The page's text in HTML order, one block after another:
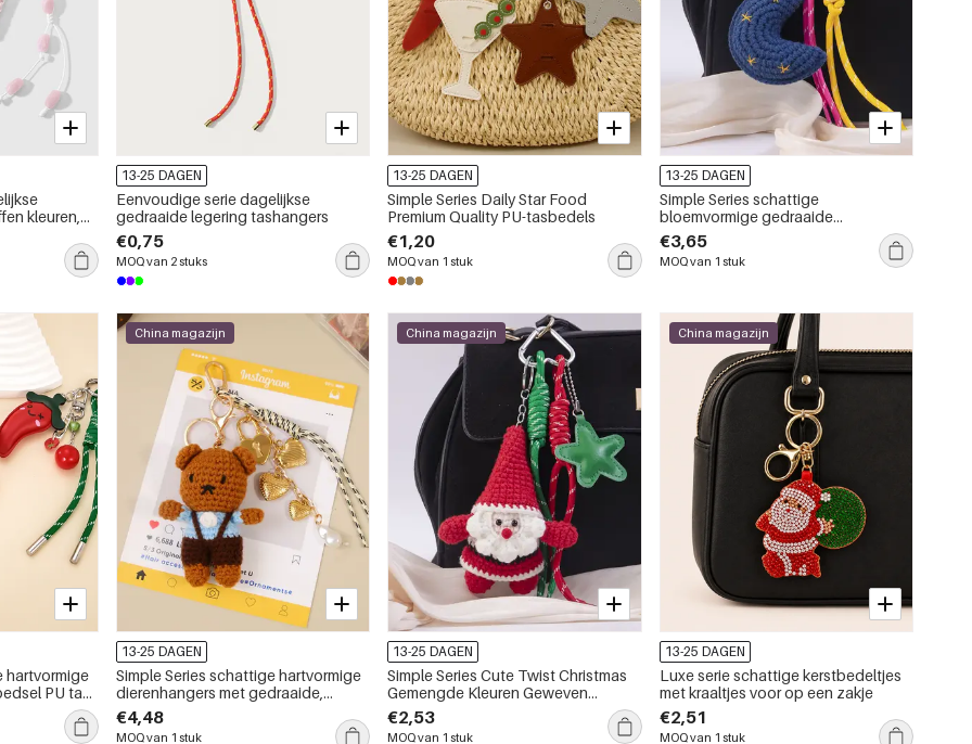
kleuren,
13-25 DAGEN
Eenvoudige serie dagelijkse
gedraaide legering tashangers
€0,75
MOQ van 2 stuks
13-25 DAGEN
Simple Series Daily Star Food
Premium Quality PU-tasbedels
€1,20
MOQ van 1 stuk
13-25 DAGEN
Simple Series schattige
bloemvormige gedraaide
maanvormige tashangers van
polyester in diverse kleuren
€3,65
MOQ van 1 stuk
hartvormige
PU tas
China magazijn
13-25 DAGEN
Simple Series schattige hartvormige
dierenhangers met gedraaide,
geweven sluiting van polyester voor
op tas
€4,48
MOQ van 1 stuk
China magazijn
13-25 DAGEN
Simple Series Cute Twist Christmas
Gemengde Kleuren Geweven
Polyester Tasbedeltjes
€2,53
MOQ van 1 stuk
China magazijn
13-25 DAGEN
Luxe serie schattige kerstbedeltjes
met kraaltjes voor op een zakje
€2,51
MOQ van 1 stuk